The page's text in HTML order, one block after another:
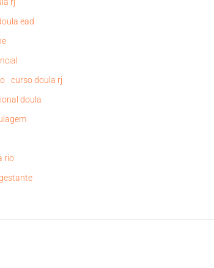
ead
curso doula rj
doula
rio